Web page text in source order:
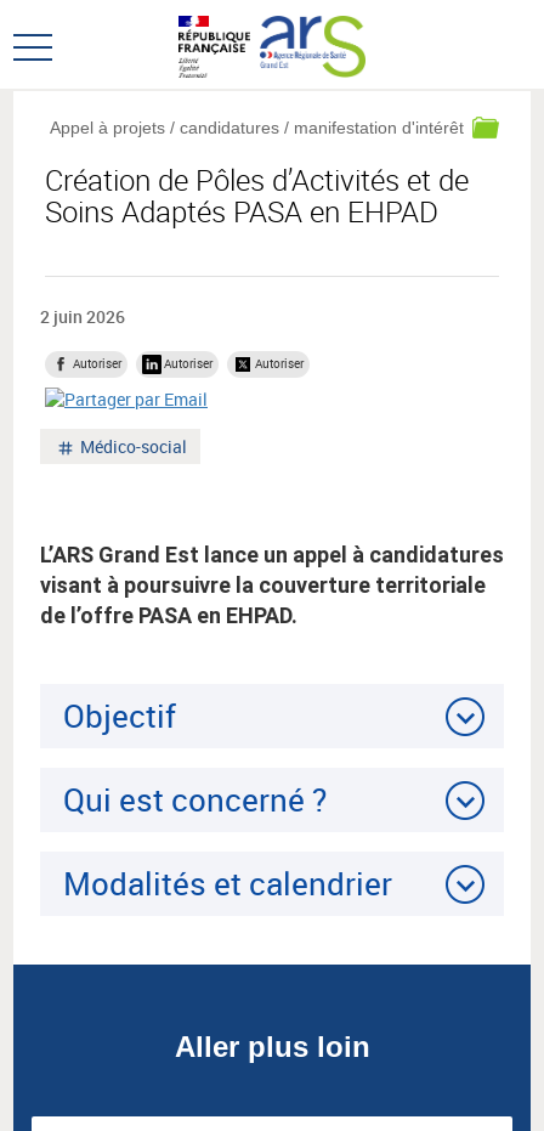
au
menu
au
contenu
Ouvrir
principal
Création de Pôles d’Activités et de
Soins Adaptés PASA en EHPAD
Appel à projets / candidatures / manifestation d'intérêt
2 juin 2026
Autoriser Autoriser Autoriser
Mot
Médico-social
L’ARS Grand Est lance un appel à candidatures
visant à poursuivre la couverture territoriale
de l’offre PASA en EHPAD.
Objectif
Qui est concerné ?
Modalités et calendrier
Aller plus loin